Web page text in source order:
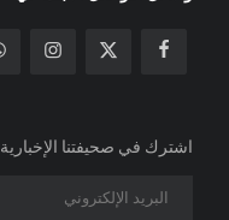
اشترك في صحيفتنا الإخبارية